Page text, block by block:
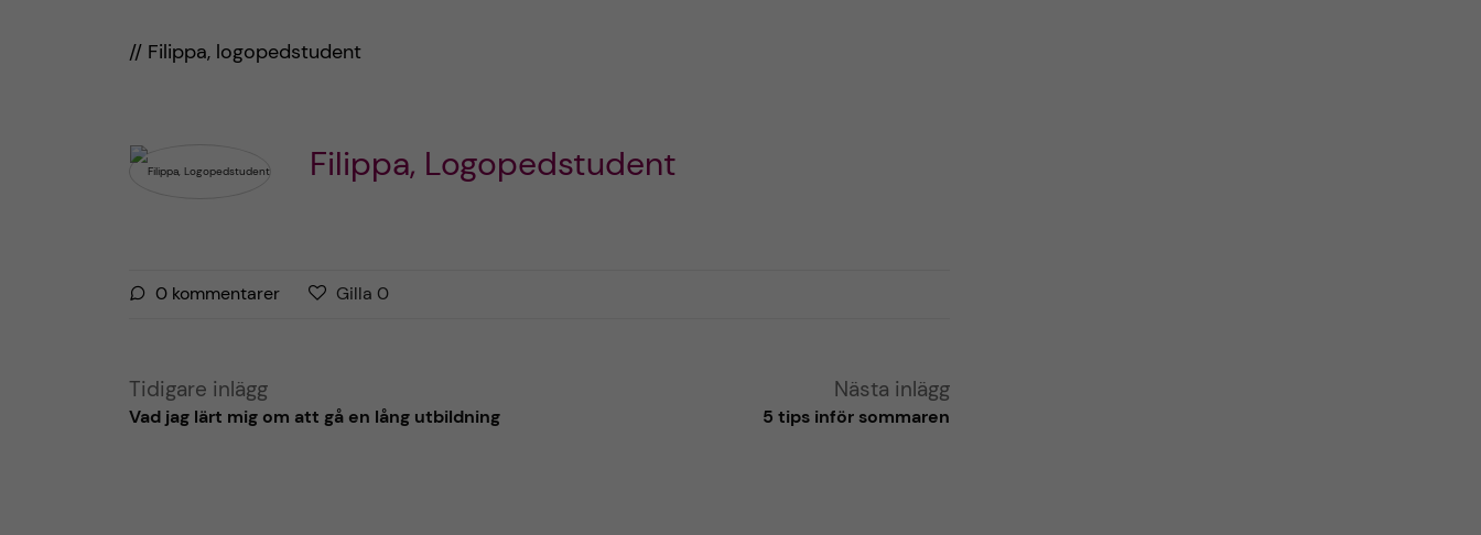
// Filippa, logopedstudent
Filippa, Logopedstudent
0 kommentarer
G
a
Gilla 0g
r
Tidigare inlägg
Vad jag lärt mig om att gå en lång utbildning
Nästa inlägg
5 tips inför sommaren